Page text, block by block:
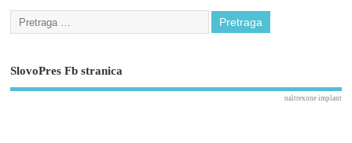
SlovoPres Fb stranica
naltrexone implant